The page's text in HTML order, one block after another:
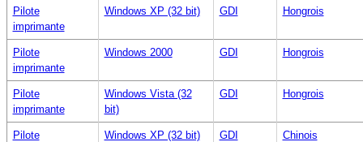
Pilote
imprimante
Windows XP (32 bit) GDI Hongrois
Pilote
imprimante
Windows 2000 GDI Hongrois
Pilote
imprimante
Windows Vista (32
bit)
GDI Hongrois
Pilote
Windows XP (32 bit) GDI Chinois